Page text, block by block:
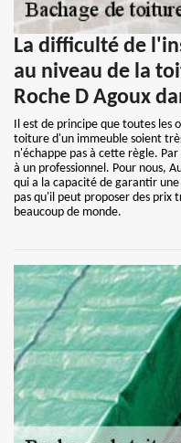
La difficulté de
au niveau de la
Roche D Agoux
Il est de principe que toutes les
toiture d'un immeuble soient
n'échappe pas à cette règle.
à un professionnel. Pour nous,
qui a la capacité de garantir
pas qu'il peut proposer des prix
beaucoup de monde.